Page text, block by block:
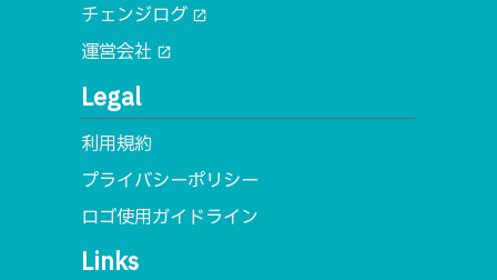
チェンジログ open_in_new
運営会社 open_in_new
Legal
利用規約
プライバシーポリシー
ロゴ使用ガイドライン
Links